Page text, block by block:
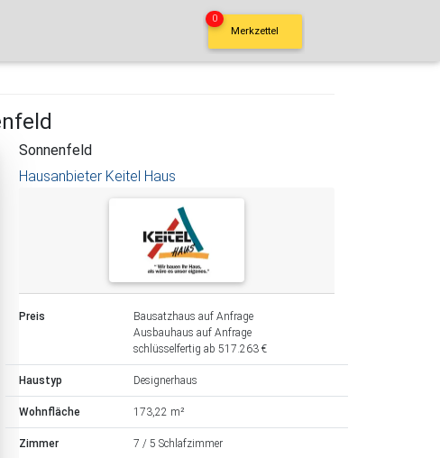
Sonnenfeld
Hausanbieter Keitel Haus
Preis
Bausatzhaus auf Anfrage
Ausbauhaus auf Anfrage
schlüsselfertig ab 517.263 €
Haustyp Designerhaus
Wohnfläche 173,22 m²
Zimmer 7 / 5 Schlafzimmer
Merkzettel
0